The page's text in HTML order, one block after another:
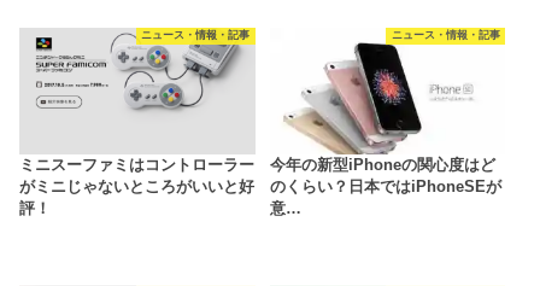
ニュース・情報・記事
ミニスーファミはコントローラー
がミニじゃないところがいいと好
評！
ニュース・情報・記事
今年の新型iPhoneの関心度はど
のくらい？日本ではiPhoneSEが
意…